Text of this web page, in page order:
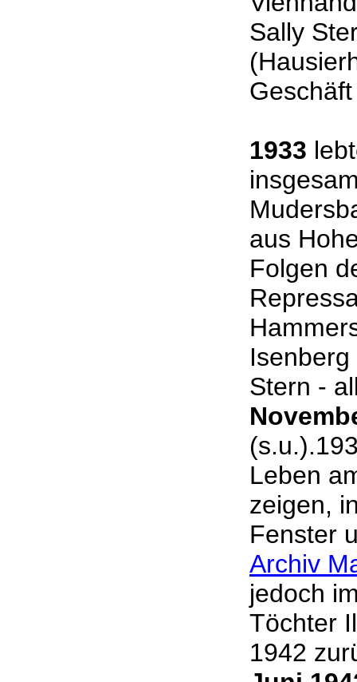
Sally
1933
aus
Folgen
Stern -
Leben
zeigen,
Fenster
Archiv
jedoch
Töchter
1942